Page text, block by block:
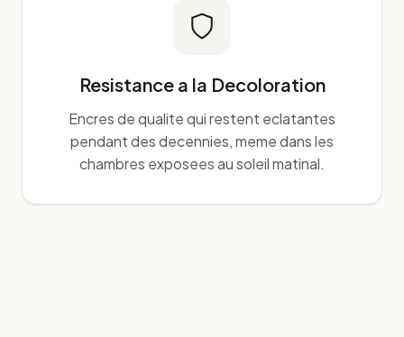
Resistance a la Decoloration
Encres de qualite qui restent eclatantes
pendant des decennies, meme dans les
chambres exposees au soleil matinal.